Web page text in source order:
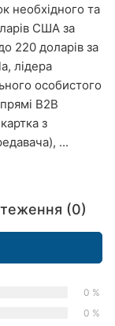
необхідного та
США за
220 доларів за
лідера
особистого
B2B
з
...
(0)
0 %
0 %